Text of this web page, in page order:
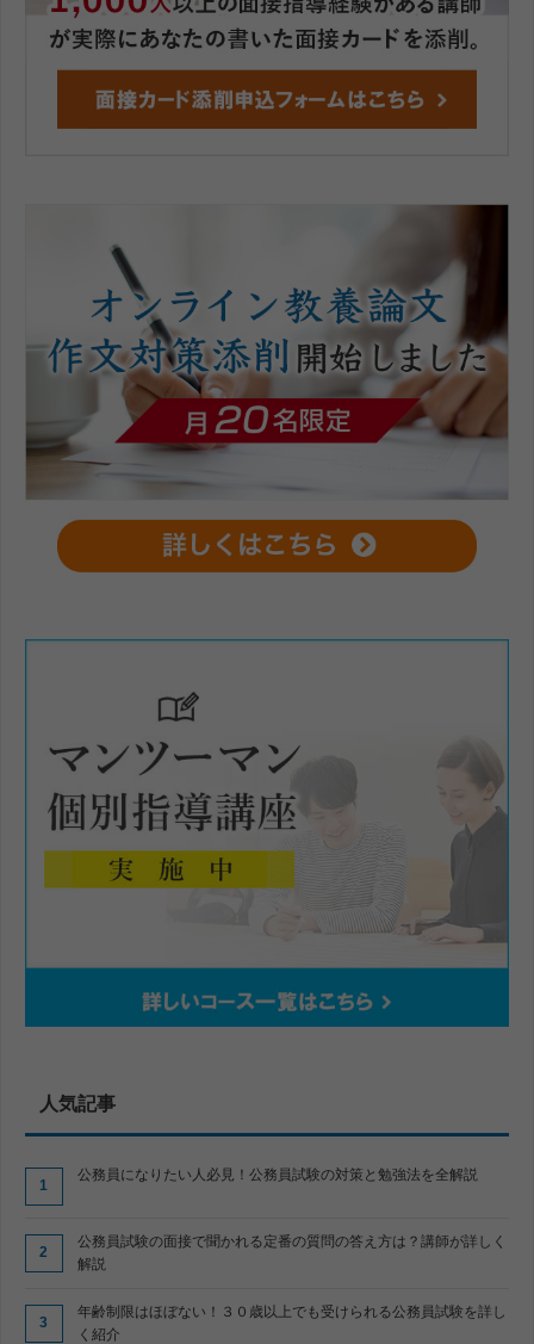
人気記事
公務員になりたい人必見！公務員試験の対策と勉強法を全解説
公務員試験の面接で聞かれる定番の質問の答え方は？講師が詳しく
解説
年齢制限はほぼない！３０歳以上でも受けられる公務員試験を詳し
く紹介